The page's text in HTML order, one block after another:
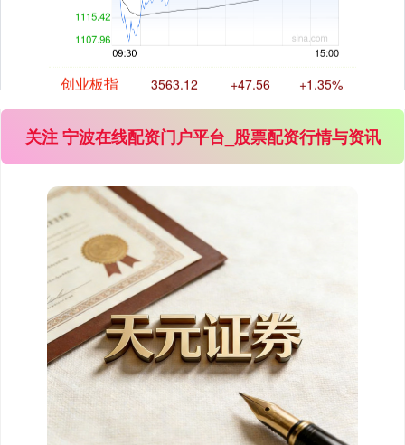
创业板指 3563.12 +47.56 +1.35%
基金指数 7242.10
国债指数 +0.10 +0.04%
关注 宁波在线配资门户平台_股票配资行情与资讯